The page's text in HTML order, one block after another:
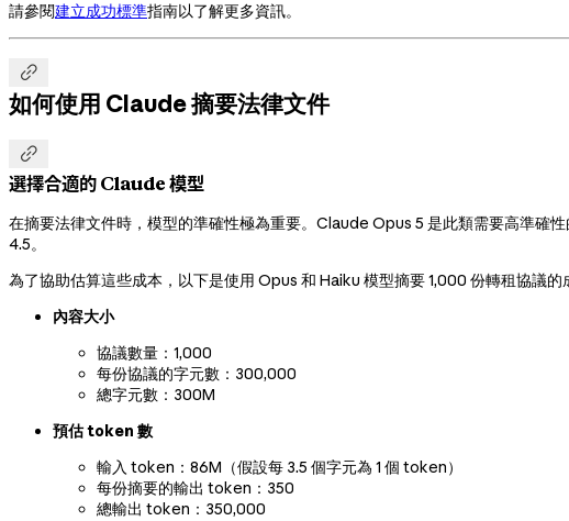
請參閱建立成功標準指南以了解更多資訊。

如何使用 Claude 摘要法律文件

選擇合適的 Claude 模型
在摘要法律文件時，模型的準確性極為重要。Claude Opus 5 是此類需要高準確
4.5。
為了協助估算這些成本，以下是使用 Opus 和 Haiku 模型摘要 1,000 份轉租協議的
內容大小
協議數量：1,000
每份協議的字元數：300,000
總字元數：300M
預估 token 數
輸入 token：86M（假設每 3.5 個字元為 1 個 token）
每份摘要的輸出 token：350
總輸出 token：350,000